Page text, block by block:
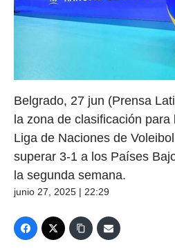
Belgrado, 27 jun (Prensa
la zona de clasificación para
Liga de Naciones de
superar 3-1 a los Países
la segunda semana.
junio 27, 2025 | 22:29